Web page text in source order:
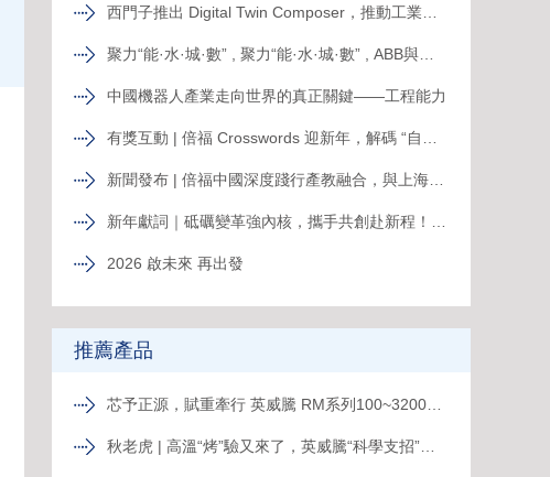
中國機器人產業走向世界的真正關鍵——工程能力
2026 啟未來 再出發
推薦產品